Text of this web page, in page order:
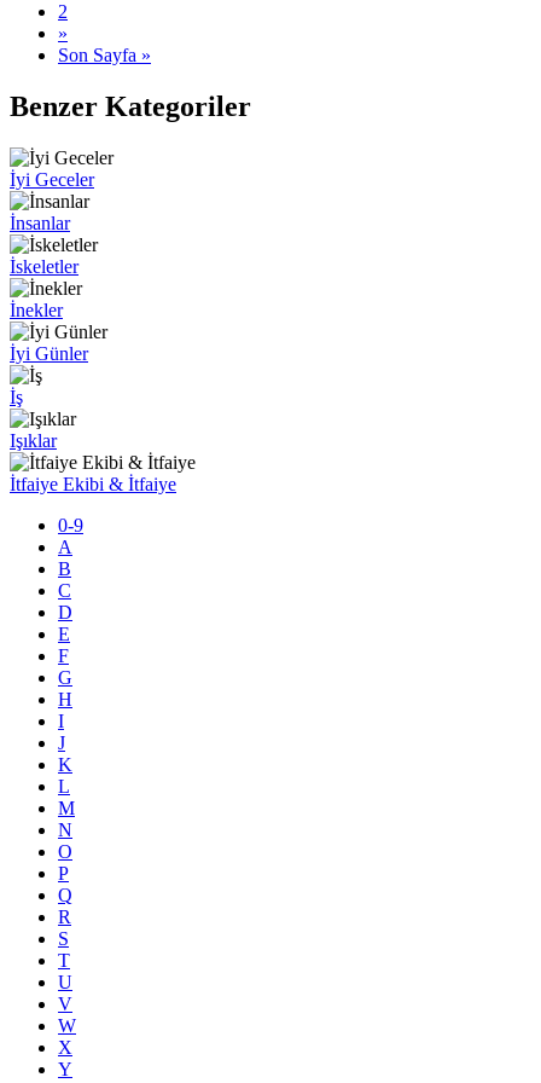
2
»
Son Sayfa »
Benzer Kategoriler
İyi Geceler
İnsanlar
İskeletler
İnekler
İyi Günler
İş
Işıklar
İtfaiye Ekibi & İtfaiye
0-9
A
B
C
D
E
F
G
H
I
J
K
L
M
N
O
P
Q
R
S
T
U
V
W
X
Y